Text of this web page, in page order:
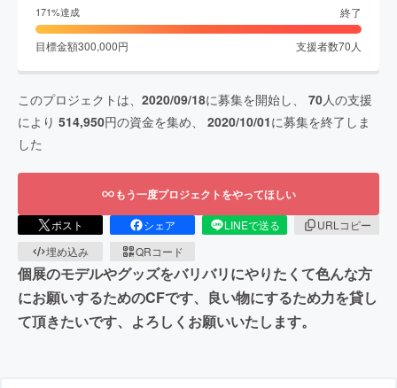
171%達成 終了
目標金額300,000円 支援者数70 人
このプロジェクトは、 2020/09/18に募集を開始し、 70人の支援
により 514,950円の資金を集め、 2020/10/01に募集を終了しま
した
もう一度プロジェクトをやってほしい
ポスト シェア LINEで送る
URLコピー
埋め込み
QRコード
個展のモデルやグッズをバリバリにやりたくて色んな方
にお願いするためのCFです、良い物にするため力を貸し
て頂きたいです、よろしくお願いいたします。